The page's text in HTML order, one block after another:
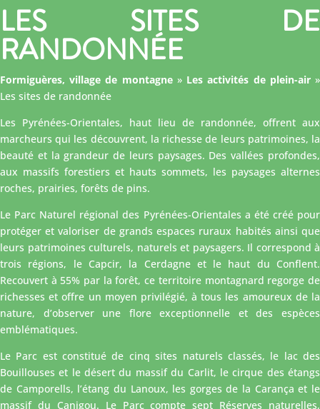
LES SITES DE
RANDONNÉE
Formiguères, village de montagne» Les activités de plein-air»
Les sites de randonnée
Les Pyrénées-Orientales, haut lieu de randonnée, offrent aux
marcheurs qui les découvrent, la richesse de leurs patrimoines, la
beauté et la grandeur de leurs paysages. Des vallées profondes,
aux massifs forestiers et hauts sommets, les paysages alternes
roches, prairies, forêts de pins.
Le Parc Naturel régional des Pyrénées-Orientales a été créé pour
protéger et valoriser de grands espaces ruraux habités ainsi que
leurs patrimoines culturels, naturels et paysagers. Il correspond à
trois régions, le Capcir, la Cerdagne et le haut du Conflent.
Recouvert à 55% par la forêt, ce territoire montagnard regorge de
richesses et offre un moyen privilégié, à tous les amoureux de la
nature, d’observer une flore exceptionnelle et des espèces
emblématiques.
Le Parc est constitué de cinq sites naturels classés, le lac des
Bouillouses et le désert du massif du Carlit, le cirque des étangs
de Camporells, l’étang du Lanoux, les gorges de la Carança et le
massif du Canigou. Le Parc compte sept Réserves naturelles,